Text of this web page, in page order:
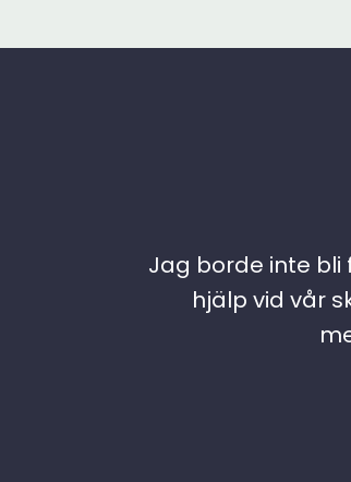
Jag borde inte bli
hjälp vid vår